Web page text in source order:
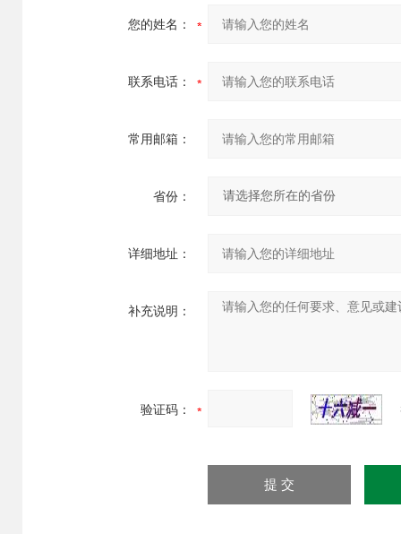
您的姓名：
联系电话：
常用邮箱：
省份：
详细地址：
补充说明：
验证码：